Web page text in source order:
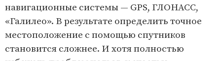
навигационные системы — GPS, ГЛОНАСС,
«Галилео». В результате определить точное
местоположение с помощью спутников
становится сложнее. И хотя полностью